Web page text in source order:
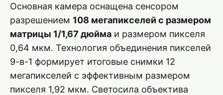
Основная камера оснащена сенсором
разрешением 108 мегапикселей с размером
матрицы 1/1,67 дюйма и размером пикселя
0,64 мкм. Технология объединения пикселей
9-в-1 формирует итоговые снимки 12
мегапикселей с эффективным размером
пикселя 1,92 мкм. Светосила объектива